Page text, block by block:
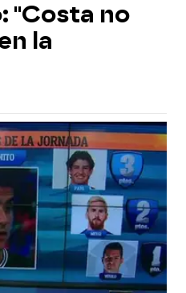
"Costa no
la